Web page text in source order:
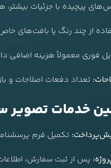
پیچیده با جزئیات بیشتر،
از چند رنگ یا بافت‌های
فوری معمولاً هزینه اضافی
تعداد دفعات اصلاحات و
خدمات تصویر
تکمیل فرم
پس از ثبت سفارش،